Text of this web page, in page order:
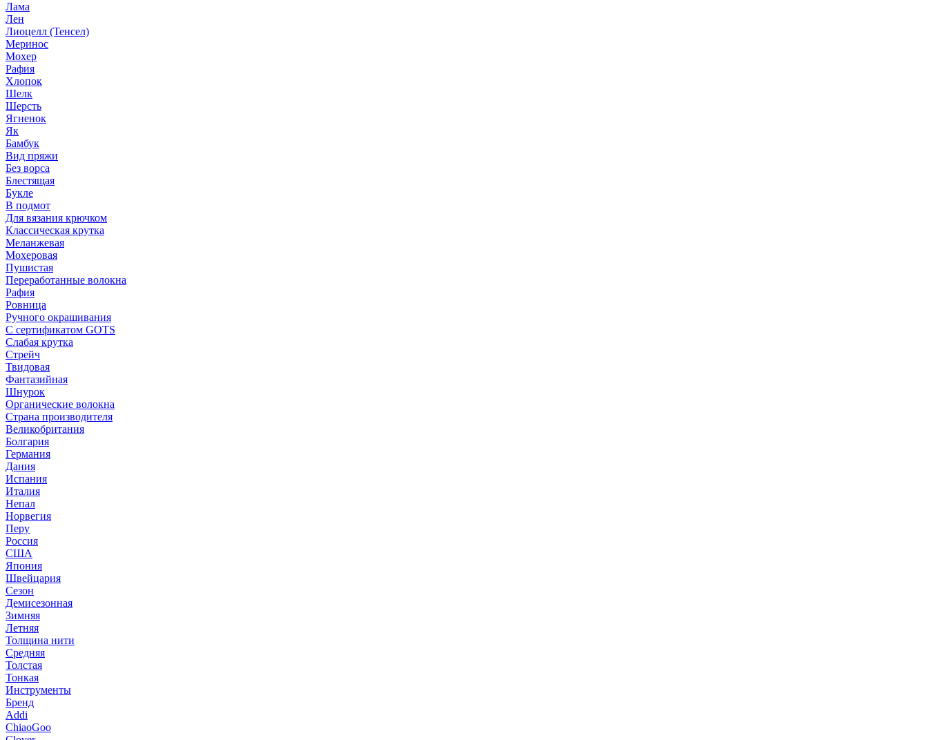
Лама
Лен
Лиоцелл (Тенсел)
Меринос
Мохер
Рафия
Хлопок
Шелк
Шерсть
Ягненок
Як
Бамбук
Вид пряжи
Без ворса
Блестящая
Букле
В подмот
Для вязания крючком
Классическая крутка
Меланжевая
Мохеровая
Пушистая
Переработанные волокна
Рафия
Ровница
Ручного окрашивания
С сертификатом GOTS
Слабая крутка
Стрейч
Твидовая
Фантазийная
Шнурок
Органические волокна
Страна производителя
Великобритания
Болгария
Германия
Дания
Испания
Италия
Непал
Норвегия
Перу
Россия
США
Япония
Швейцария
Сезон
Демисезонная
Зимняя
Летняя
Толщина нити
Средняя
Толстая
Тонкая
Инструменты
Бренд
Addi
ChiaoGoo